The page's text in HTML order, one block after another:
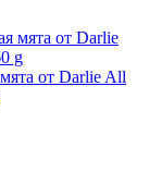
от Darlie All